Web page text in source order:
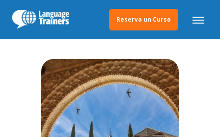
Reserva un Curso